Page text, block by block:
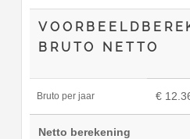
BRUTO NETTO
Bruto per jaar €
Netto berekening